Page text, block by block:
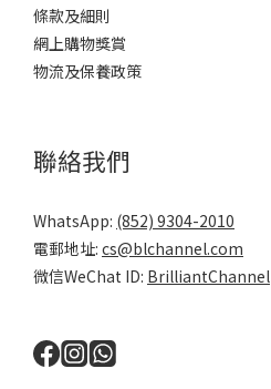
條款及細則
網上購物獎賞
物流及保養政策
聯絡我們
WhatsApp: (852) 9304-2010
電郵地址: cs@blchannel.com
微信WeChat ID: BrilliantChannel